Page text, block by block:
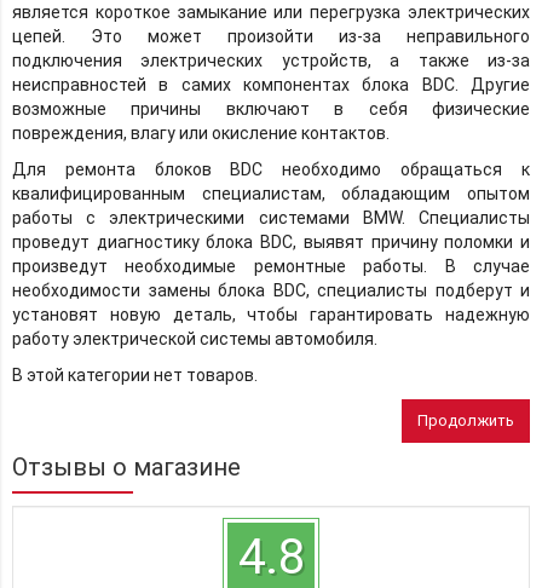
является короткое замыкание или перегрузка электрических
цепей. Это может произойти из-за неправильного
подключения электрических устройств, а также из-за
неисправностей в самих компонентах блока BDC. Другие
возможные причины включают в себя физические
повреждения, влагу или окисление контактов.
Для ремонта блоков BDC необходимо обращаться к
квалифицированным специалистам, обладающим опытом
работы с электрическими системами BMW. Специалисты
проведут диагностику блока BDC, выявят причину поломки и
произведут необходимые ремонтные работы. В случае
необходимости замены блока BDC, специалисты подберут и
установят новую деталь, чтобы гарантировать надежную
работу электрической системы автомобиля.
В этой категории нет товаров.
Продолжить
Отзывы о магазине
4.8